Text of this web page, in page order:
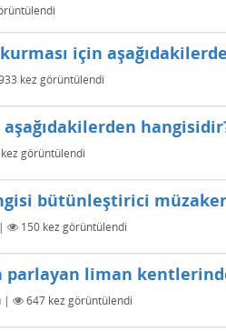
için
kez görüntülendi
kez görüntülendi
bütünleştirici
| 150 kez görüntülendi
parlayan liman
| 647 kez görüntülendi